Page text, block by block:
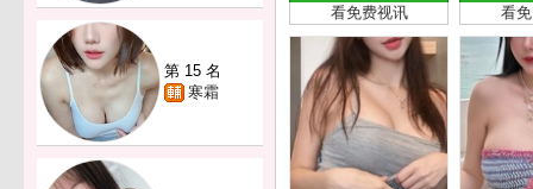
第 15 名
寒霜
看免费视讯
看